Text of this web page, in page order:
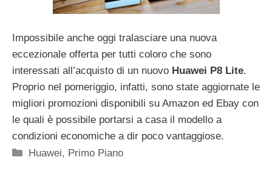
Impossibile anche oggi tralasciare una nuova
eccezionale offerta per tutti coloro che sono
interessati all’acquisto di un nuovo Huawei P8 Lite.
Proprio nel pomeriggio, infatti, sono state aggiornate le
migliori promozioni disponibili su Amazon ed Ebay con
le quali è possibile portarsi a casa il modello a
condizioni economiche a dir poco vantaggiose.
Categorie
Huawei, Primo Piano